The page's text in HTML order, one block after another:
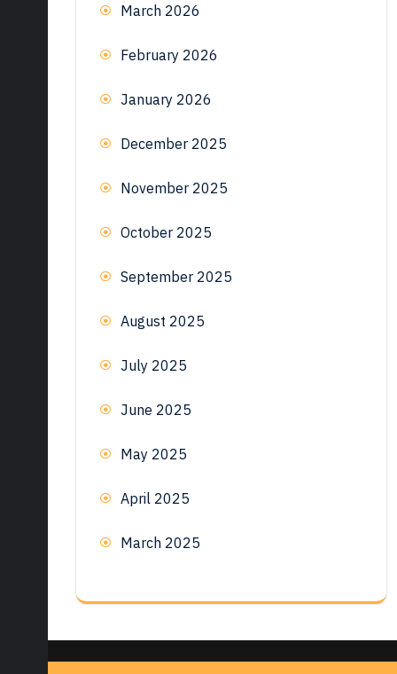
March 2026
February 2026
January 2026
December 2025
November 2025
October 2025
September 2025
August 2025
July 2025
June 2025
May 2025
April 2025
March 2025